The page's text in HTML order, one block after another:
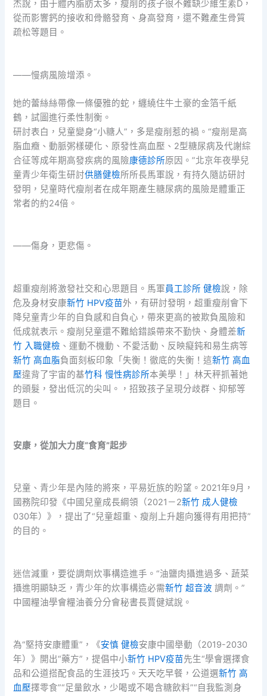
杰說，由于體內脂肪太多，瘦削的孩子很不難缺少維生素D，
從而影響鈣的接收和骨骼發育、身高發育，還不難產生骨質
疏松等題目。
——慢病風險增添。
她的蕾絲絲帶像一條優雅的蛇，纏繞住牛土豪的金箔千紙
鶴，試圖進行柔性制衡。
研討表白，兒童變身“小糖人”，多是瘦削惹的禍。“瘦削是高
脂血癥、動脈粥樣硬化、原發性高血壓、2型糖尿病及代謝綜
合征等成年期高發疾病的風險康德診所原因。”北京年夜學兒
童青少年衛生研討供膳健檢所所長馬軍說，有持久隨訪研討
發明，兒童時代瘦削者在成年期產生糖尿病的風險是體重正
常者的約24倍。
——傷身，更悲傷。
超重瘦削將激發社交和心思題目。馬軍員工診所 健檢說，除
危及身材安康新竹 HPV疫苗外，有研討發明，超重瘦削會下
降兒童青少年的自負感和自負心，帶來更高的被欺負風險和
低成就表示。瘦削兒童還不難給錯誤帶來不勤快、身體差新
竹 入職健檢 、運動不機動、不愛活動、反映癡鈍和易生病等
新竹 高血脂負面刻板印象「失衡！徹底的失衡！這新竹 高血
壓違背了宇宙的基竹科 慢性病診所本美學！」林天秤抓著她
的頭髮，發出低沉的尖叫。，招致孩子呈現分歧群、抑郁等
題目。
安康，從加大力度“食育”起步
兒童、青少年是內陸的將來，平易近族的盼望。2021年9月，
國務院印發《中國兒童成長綱領（2021－2新竹 成人健檢
030年）》，提出了“兒童超重、瘦削上升趨向獲得有用把持”
的目的。
迷信減重，要從調劑炊事構造進手。“油鹽肉攝進過多、蔬菜
攝進明顯缺乏，青少年的炊事構造必需新竹 超音波調劑。”
中國糧油學會糧油養分分會秘書長賈健斌說。
為“堅持安康體重”，《安慎 健檢安康中國舉動（2019-2030
年）》開出“藥方”，提倡中小新竹 HPV疫苗先生“學會選擇食
品和公道搭配食品的生涯技巧。天天吃早餐，公道選新竹 高
血壓擇零食”“足量飲水，少喝或不喝含糖飲料”“自我監測身